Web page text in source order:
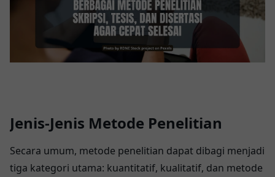
Jenis-Jenis Metode Penelitian
Secara umum, metode penelitian dapat dibagi menjadi
tiga kategori utama: kuantitatif, kualitatif, dan metode